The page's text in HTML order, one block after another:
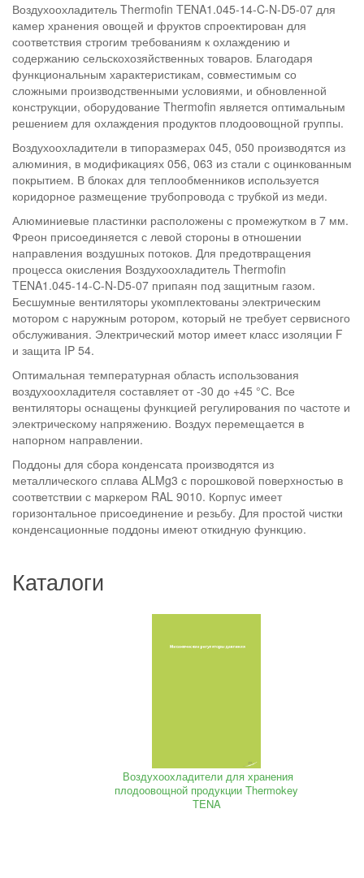
Воздухоохладитель Thermofin TENA1.045-14-C-N-D5-07 для
камер хранения овощей и фруктов спроектирован для
соответствия строгим требованиям к охлаждению и
содержанию сельскохозяйственных товаров. Благодаря
функциональным характеристикам, совместимым со
сложными производственными условиями, и обновленной
конструкции, оборудование Thermofin является оптимальным
решением для охлаждения продуктов плодоовощной группы.
Воздухоохладители в типоразмерах 045, 050 производятся из
алюминия, в модификациях 056, 063 из стали с оцинкованным
покрытием. В блоках для теплообменников используется
коридорное размещение трубопровода с трубкой из меди.
Алюминиевые пластинки расположены с промежутком в 7 мм.
Фреон присоединяется с левой стороны в отношении
направления воздушных потоков. Для предотвращения
процесса окисления Воздухоохладитель Thermofin
TENA1.045-14-C-N-D5-07 припаян под защитным газом.
Бесшумные вентиляторы укомплектованы электрическим
мотором с наружным ротором, который не требует сервисного
обслуживания. Электрический мотор имеет класс изоляции F
и защита IP 54.
Оптимальная температурная область использования
воздухоохладителя составляет от -30 до +45 °С. Все
вентиляторы оснащены функцией регулирования по частоте и
электрическому напряжению. Воздух перемещается в
напорном направлении.
Поддоны для сбора конденсата производятся из
металлического сплава ALMg3 с порошковой поверхностью в
соответствии с маркером RAL 9010. Корпус имеет
горизонтальное присоединение и резьбу. Для простой чистки
конденсационные поддоны имеют откидную функцию.
Каталоги
Воздухоохладители для хранения
плодоовощной продукции Thermokey
TENA